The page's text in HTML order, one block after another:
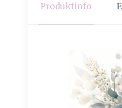
Produktinfo